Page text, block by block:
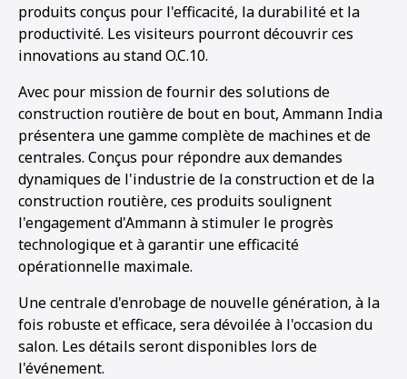
produits conçus pour l'efficacité, la durabilité et la
productivité. Les visiteurs pourront découvrir ces
innovations au stand O.C.10.
Avec pour mission de fournir des solutions de
construction routière de bout en bout, Ammann India
présentera une gamme complète de machines et de
centrales. Conçus pour répondre aux demandes
dynamiques de l'industrie de la construction et de la
construction routière, ces produits soulignent
l'engagement d'Ammann à stimuler le progrès
technologique et à garantir une efficacité
opérationnelle maximale.
Une centrale d'enrobage de nouvelle génération, à la
fois robuste et efficace, sera dévoilée à l'occasion du
salon. Les détails seront disponibles lors de
l'événement.